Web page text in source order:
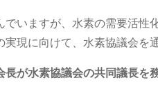
でいますが、水素の需要活性
現に向けて、水素協議会を
長が水素協議会の共同議長